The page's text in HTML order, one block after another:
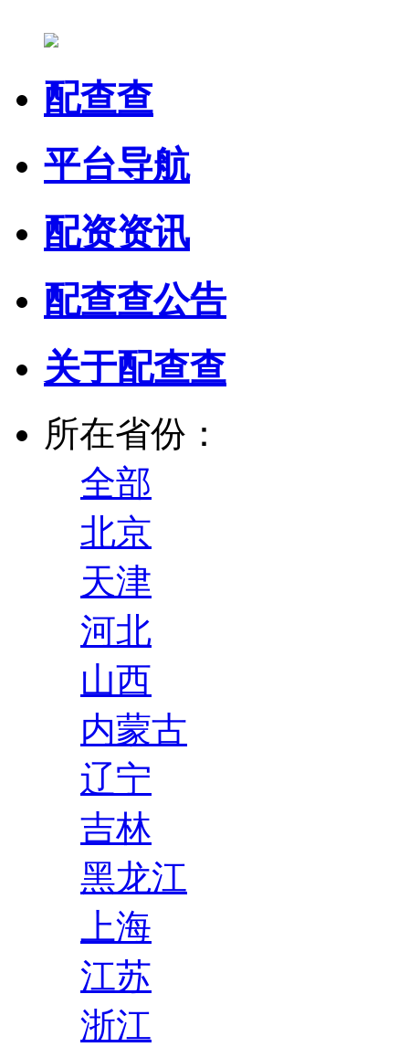
配查查
平台导航
配资资讯
配查查公告
关于配查查
所在省份：
全部
北京
天津
河北
山西
内蒙古
辽宁
吉林
黑龙江
上海
江苏
浙江